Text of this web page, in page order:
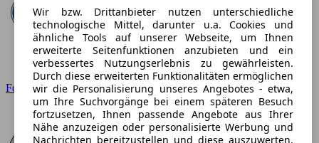
Ford
Wir bzw. Drittanbieter nutzen unterschiedliche
technologische Mittel, darunter u.a. Cookies und
ähnliche Tools auf unserer Webseite, um Ihnen
erweiterte Seitenfunktionen anzubieten und ein
verbessertes Nutzungserlebnis zu gewährleisten.
Durch diese erweiterten Funktionalitäten ermöglichen
wir die Personalisierung unseres Angebotes - etwa,
um Ihre Suchvorgänge bei einem späteren Besuch
fortzusetzen, Ihnen passende Angebote aus Ihrer
Nähe anzuzeigen oder personalisierte Werbung und
Nachrichten bereitzustellen und diese auszuwerten.